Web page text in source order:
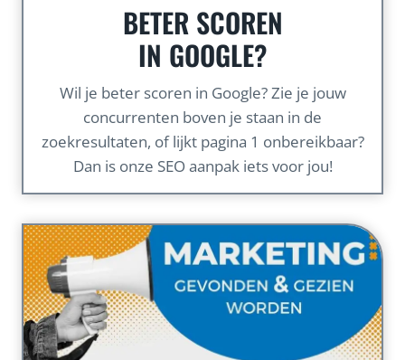
BETER SCOREN
IN GOOGLE?
Wil je beter scoren in Google? Zie je jouw
concurrenten boven je staan in de
zoekresultaten, of lijkt pagina 1 onbereikbaar?
Dan is onze SEO aanpak iets voor jou!